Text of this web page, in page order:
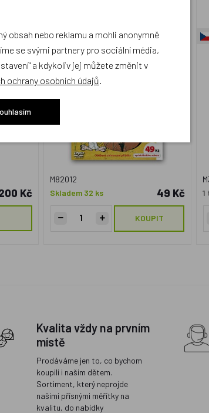
Kč
Český výrobek
M82012
Skladem 32 ks
49 Kč
KOUPIT
1
Kvalita vždy na prvním
místě
Prodáváme jen to, co bychom
koupili i našim dětem.
Sortiment, který neprojde
našimi přísnými měřítky na
kvalitu, do nabídky
obsah nebo reklamu a mohli anonymně
se svými partnery pro sociální média,
a kdykoliv jej můžete změnit v
ochrany osobních údajů.